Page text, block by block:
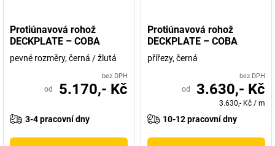
Protiúnavová rohož
DECKPLATE – COBA
pevné rozměry, černá / žlutá
bez DPH
od 5.170,- Kč
3-4 pracovní dny
Protiúnavová rohož
DECKPLATE – COBA
přířezy, černá
bez DPH
od 3.630,- Kč
3.630,- Kč / m
10-12 pracovní dny